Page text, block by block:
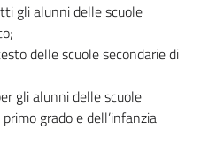
gli alunni delle scuole
delle scuole secondarie di
gli alunni delle scuole
grado e dell’infanzia